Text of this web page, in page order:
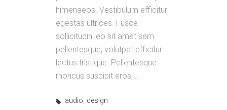
himenaeos. Vestibulum efficitur
egestas ultrices. Fusce
sollicitudin leo sit amet sem
pellentesque, volutpat efficitur
lectus tristique. Pellentesque
rhoncus suscipit eros,...
audio, design